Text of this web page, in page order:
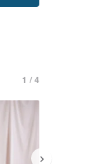
1 / 4